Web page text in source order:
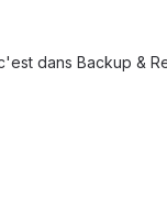
dans Backup &